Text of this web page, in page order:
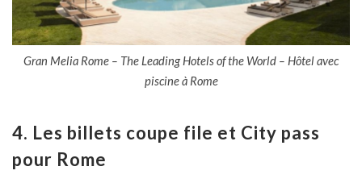
Gran Melia Rome – The Leading Hotels of the World – Hôtel avec
piscine à Rome
4. Les billets coupe file et City pass
pour Rome